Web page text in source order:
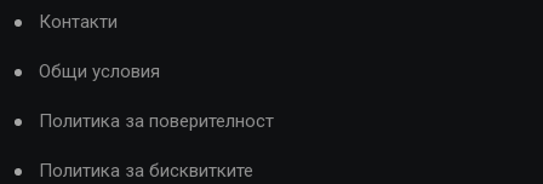
Контакти
Общи условия
Политика за поверителност
Политика за бисквитките